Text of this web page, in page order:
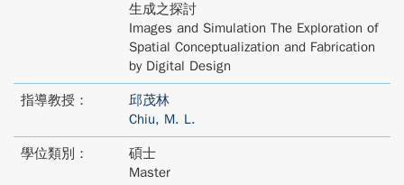
生成之探討
Images and Simulation The Exploration of
Spatial Conceptualization and Fabrication
by Digital Design
指導教授：
邱茂林
Chiu, M. L.
學位類別：
碩士
Master